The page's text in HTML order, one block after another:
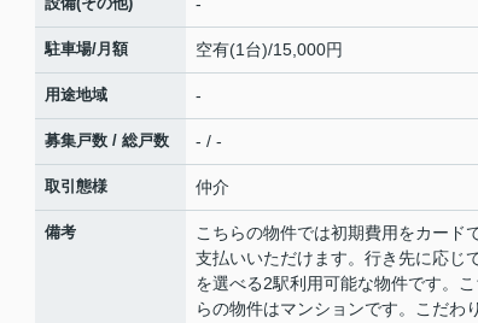
駐車場/月額 空有(1台)/15,000円
用途地域 -
募集戸数 / 総戸数 - / -
取引態様 仲介
備考
こちらの物件では初期費用をカード
支払いいただけます。行き先に応じ
を選べる2駅利用可能な物件です。
らの物件はマンションです。こだわ